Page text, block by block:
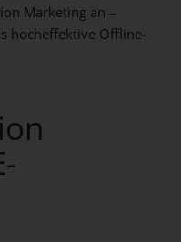
Marketing an –
hocheffektive Offline-